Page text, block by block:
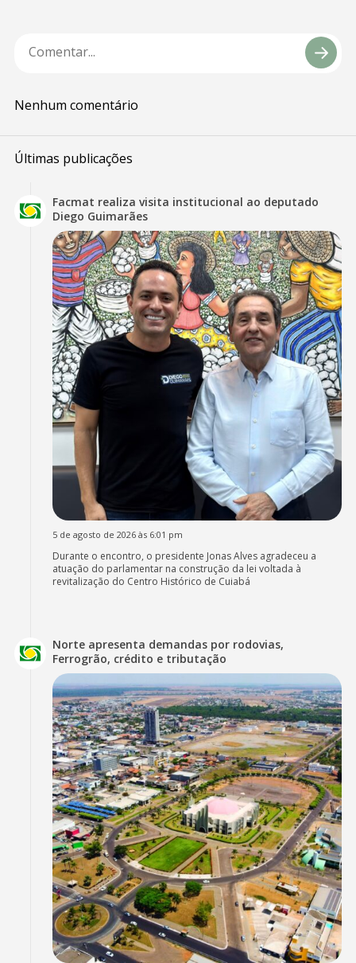
Nenhum comentário
Últimas publicações
Facmat realiza visita institucional ao deputado
Diego Guimarães
5 de agosto de 2026 às 6:01 pm
Durante o encontro, o presidente Jonas Alves agradeceu a
atuação do parlamentar na construção da lei voltada à
revitalização do Centro Histórico de Cuiabá
Norte apresenta demandas por rodovias,
Ferrogrão, crédito e tributação